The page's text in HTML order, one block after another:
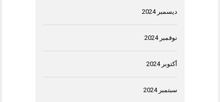
ديسمبر 2024
نوفمبر 2024
أكتوبر 2024
سبتمبر 2024